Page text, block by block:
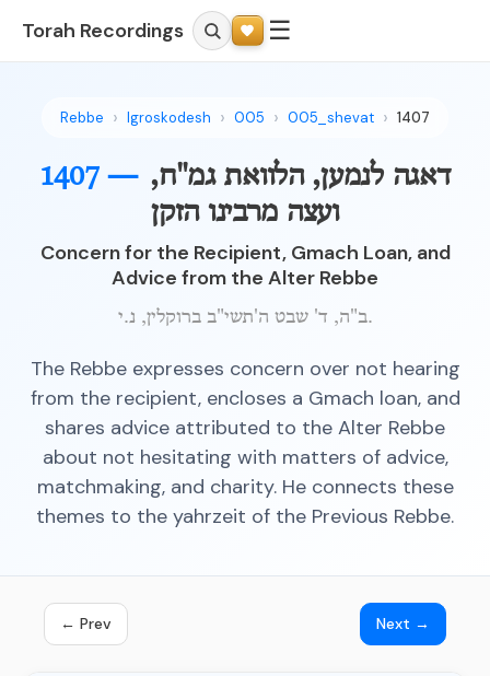
Torah Recordings ☰
Rebbe Igroskodesh 005 005_shevat 1407
1407 — דאגה לנמען, הלוואת גמ"ח,
ועצה מרבינו הזקן
Concern for the Recipient, Gmach Loan, and
Advice from the Alter Rebbe
ב"ה, ד' שבט ה'תשי"ב ברוקלין, נ.י.
The Rebbe expresses concern over not hearing
from the recipient, encloses a Gmach loan, and
shares advice attributed to the Alter Rebbe
about not hesitating with matters of advice,
matchmaking, and charity. He connects these
themes to the yahrzeit of the Previous Rebbe.
← Prev Next →